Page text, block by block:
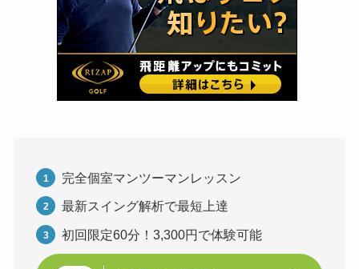
完全個室マンツーマンレッスン
最新スイング解析で最短上達
初回限定60分！3,300円で体験可能